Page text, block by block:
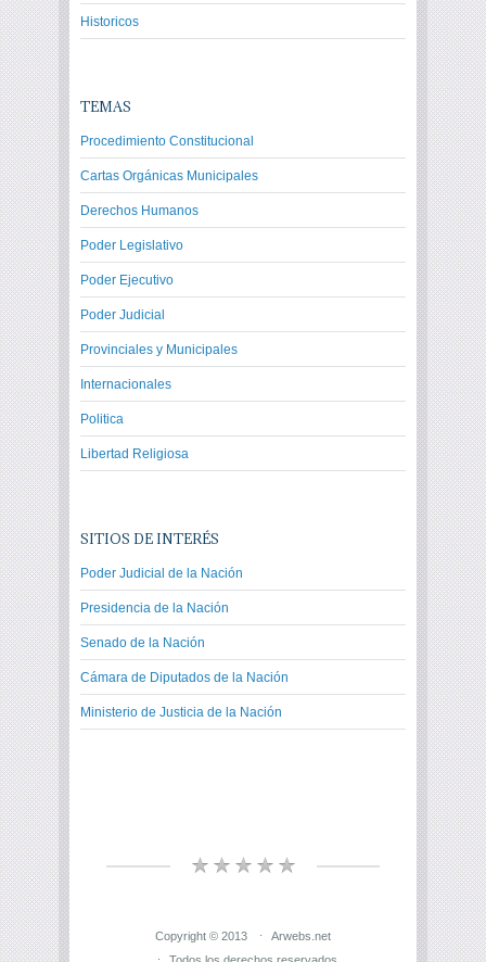
Historicos
TEMAS
Procedimiento Constitucional
Cartas Orgánicas Municipales
Derechos Humanos
Poder Legislativo
Poder Ejecutivo
Poder Judicial
Provinciales y Municipales
Internacionales
Politica
Libertad Religiosa
SITIOS DE INTERÉS
Poder Judicial de la Nación
Presidencia de la Nación
Senado de la Nación
Cámara de Diputados de la Nación
Ministerio de Justicia de la Nación
Copyright © 2013
Arwebs.net
Todos los derechos reservados